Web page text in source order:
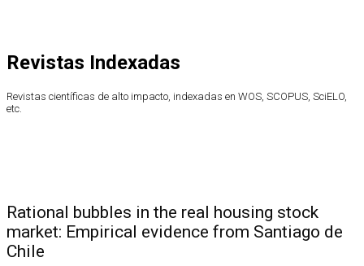
Revistas Indexadas
Revistas científicas de alto impacto, indexadas en WOS, SCOPUS, SciELO,
etc.
Rational bubbles in the real housing stock
market: Empirical evidence from Santiago de
Chile